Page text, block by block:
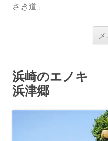
さき道」
浜崎のエノキ
浜津郷